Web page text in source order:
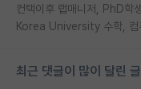
최근 댓글이 많이 달린 글